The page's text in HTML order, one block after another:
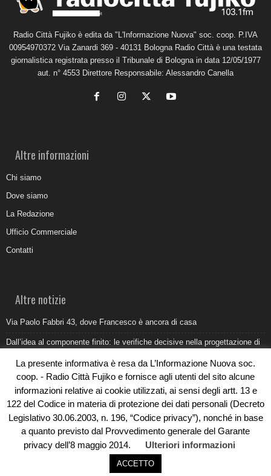
Radio Città Fujiko è edita da "L'Informazione Nuova" soc. coop. P.IVA
00954970372 Via Zanardi 369 - 40131 Bologna Radio Città è una testata
giornalistica registrata presso il Tribunale di Bologna in data 12/05/1977
aut. n° 4553 Direttore Responsabile: Alessandro Canella
Altre informazioni
Chi siamo
Dove siamo
La Redazione
Ufficio Commerciale
Contatti
Altre notizie
Via Paolo Fabbri 43, dove Francesco è ancora di casa
Dall’idea al componente finito: le verifiche decisive nella progettazione di
Belvedere Marittimo e il report ARPACAL 2026 sulla qualità del mare
Come organizzare e allestire una camera ardente per l’ultimo saluto
Umidità di risalita in casa, come riconoscere i segnali veri
© Copyright 2019 - Rivoluzioni Digitali
La presente informativa è resa da L’Informazione Nuova soc.
coop. - Radio Città Fujiko e fornisce agli utenti del sito alcune
informazioni relative ai cookie utilizzati, ai sensi degli artt. 13 e
122 del Codice in materia di protezione dei dati personali (Decreto
Legislativo 30.06.2003, n. 196, “Codice privacy”), nonché in base
a quanto previsto dal Provvedimento generale del Garante
privacy dell’8 maggio 2014.
Ulteriori informazioni
ACCETTO